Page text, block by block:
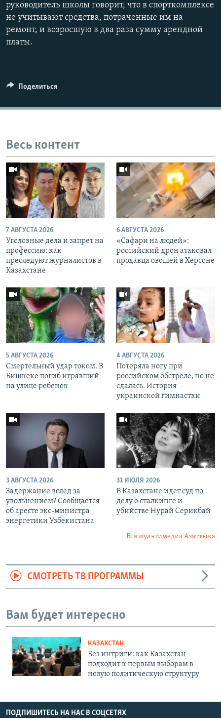
руководитель школы говорит, что в спорткомплексе
не учитывают средства, потраченные им на
ремонт, и возросшую в два раза сумму арендной
платы.
Поделиться
Весь контент
7 АВГУСТА 2026
Уголовные дела и запрет на
профессию: как
преследуют журналистов в
Казахстане
6 АВГУСТА 2026
«Cафари на людей»:
российский дрон атаковал
продавца овощей в Херсоне
5 АВГУСТА 2026
Смертельный удар током. В
Бишкеке погиб игравший
на улице ребенок
4 АВГУСТА 2026
Потеряла ногу при
российском обстреле, но не
сдалась. История
украинской гимнастки
3 АВГУСТА 2026
Задержание вслед за
увольнением? Сообщается
об аресте экс-министра
энергетики Узбекистана
31 ИЮЛЯ 2026
В Казахстане идет суд по
делу о сталкинге и
убийстве Нурай Серикбай
Вся мультимедиа Азаттыка
СМОТРЕТЬ ТВ ПРОГРАММЫ
Вам будет интересно
КАЗАХСТАН
Без интриги: как Казахстан
подходит к первым выборам в
новую политическую структуру
ПОДПИШИТЕСЬ НА НАС В СОЦСЕТЯХ